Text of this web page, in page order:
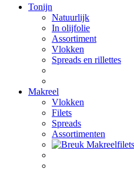
Tonijn
Natuurlijk
In olijfolie
Assortiment
Vlokken
Spreads en rillettes
Makreel
Vlokken
Filets
Spreads
Assortimenten